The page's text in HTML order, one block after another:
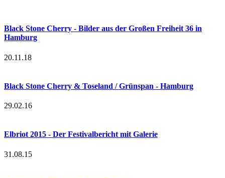
Black Stone Cherry - Bilder aus der Großen Freiheit 36 in
Hamburg
20.11.18
Black Stone Cherry & Toseland / Grünspan - Hamburg
29.02.16
Elbriot 2015 - Der Festivalbericht mit Galerie
31.08.15